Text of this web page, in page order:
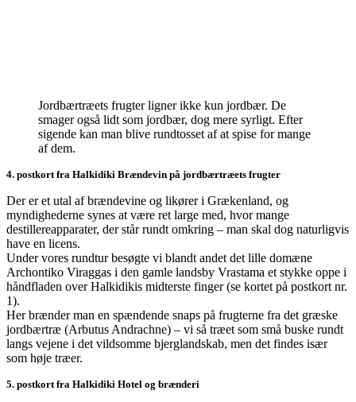
Jordbærtræets frugter ligner ikke kun jordbær. De
smager også lidt som jordbær, dog mere syrligt. Efter
sigende kan man blive rundtosset af at spise for mange
af dem.
4. postkort fra Halkidiki Brændevin på jordbærtræets frugter
Der er et utal af brændevine og likører i Grækenland, og
myndighederne synes at være ret large med, hvor mange
destillereapparater, der står rundt omkring – man skal dog naturligvis
have en licens.
Under vores rundtur besøgte vi blandt andet det lille domæne
Archontiko Viraggas i den gamle landsby Vrastama et stykke oppe i
håndfladen over Halkidikis midterste finger (se kortet på postkort nr.
1).
Her brænder man en spændende snaps på frugterne fra det græske
jordbærtræ (Arbutus Andrachne) – vi så træet som små buske rundt
langs vejene i det vildsomme bjerglandskab, men det findes især
som høje træer.
5. postkort fra Halkidiki Hotel og brænderi